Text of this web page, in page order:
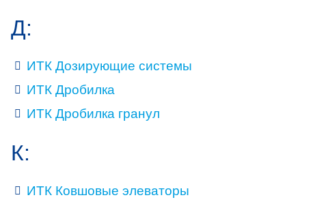
Д:
ИТК Дозирующие системы
ИТК Дробилка
ИТК Дробилка гранул
К:
ИТК Ковшовые элеваторы